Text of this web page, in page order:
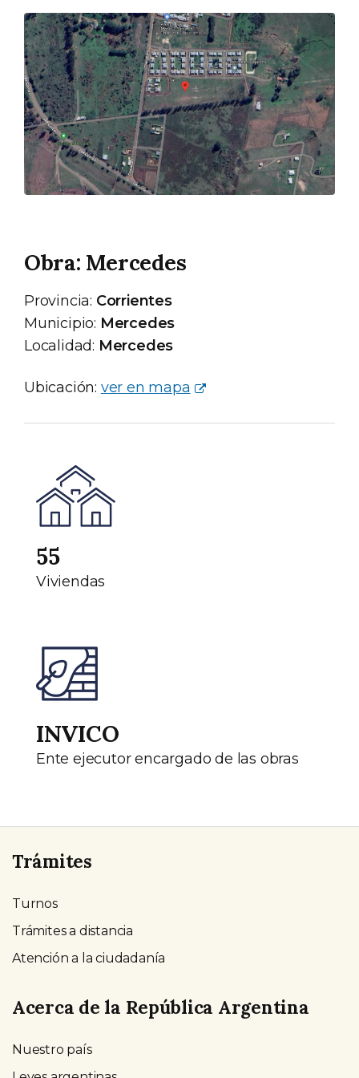
Obra: Mercedes
Provincia: Corrientes
Municipio: Mercedes
Localidad: Mercedes
Ubicación: ver en mapa
55
Viviendas
INVICO
Ente ejecutor encargado de las obras
Trámites
Turnos
Trámites a distancia
Atención a la ciudadanía
Acerca de la República Argentina
Nuestro país